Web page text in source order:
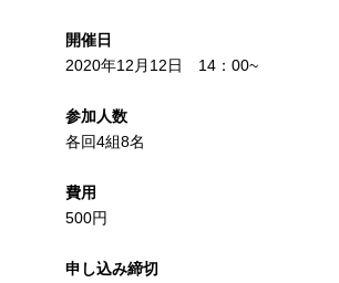
開催日
2020年12月12日 14：00~
参加人数
各回4組8名
費用
500円
申し込み締切